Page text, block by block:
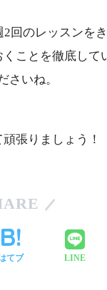
のレッスンを
ことを徹底して
さいね。
張りましょう！
てブ LINE